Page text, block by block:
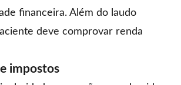
financeira. Além do laudo
deve comprovar renda
impostos